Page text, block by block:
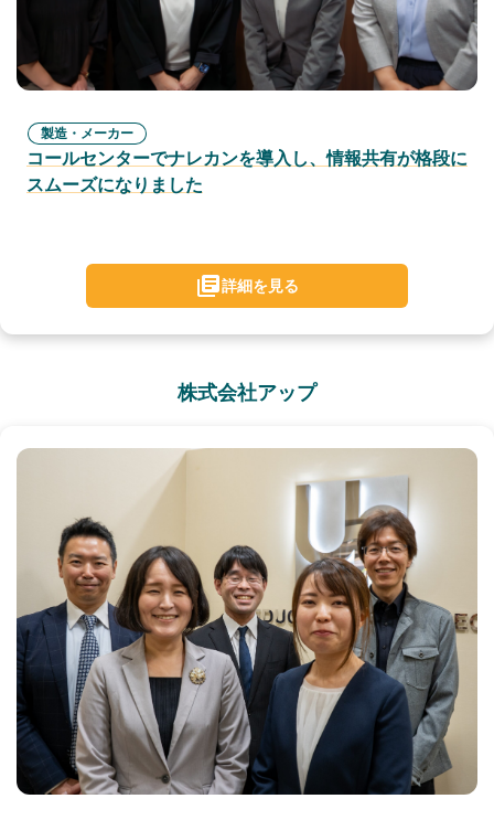
製造・メーカー
コールセンターでナレカンを導入し、情報共有が格段に
スムーズになりました
詳細を見る
株式会社アップ